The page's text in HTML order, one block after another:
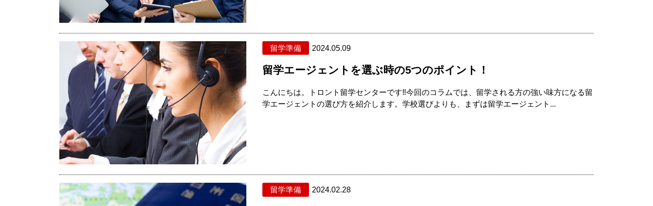
留学準備 2024.05.09
留学エージェントを選ぶ時の5つのポイント！
こんにちは。トロント留学センターです‼今回のコラムでは、留学される方の強い味方になる留
学エージェントの選び方を紹介します。学校選びよりも、まずは留学エージェント...
留学準備 2024.02.28